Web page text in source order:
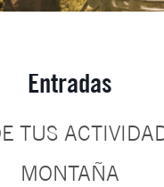
Entradas
TUS
MONTAÑA